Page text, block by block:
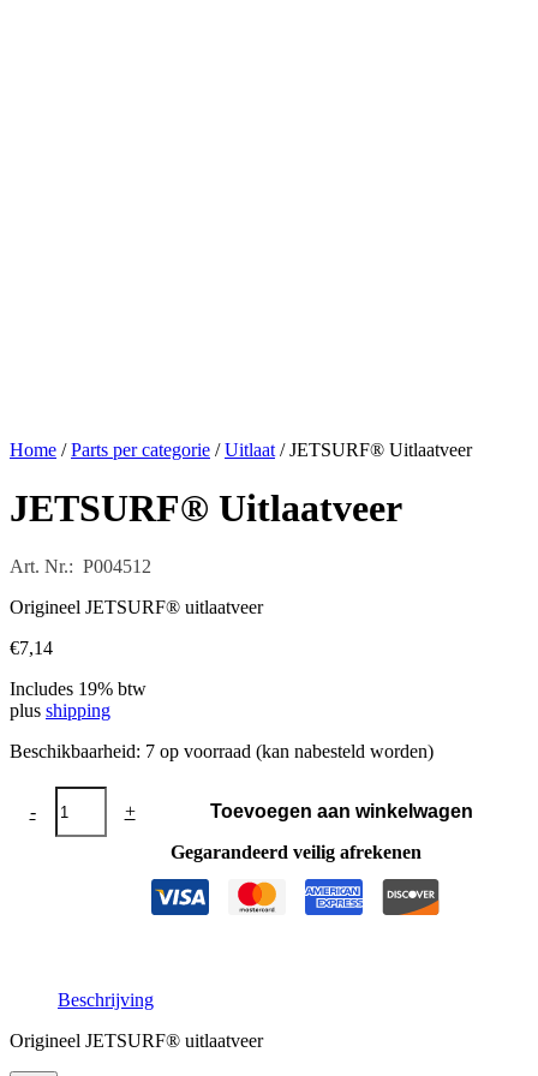
Home /Parts per categorie /Uitlaat / JETSURF® Uitlaatveer
JETSURF® Uitlaatveer
Art. Nr.: P004512
Origineel JETSURF® uitlaatveer
€7,14
Includes 19% btw
plus shipping
Beschikbaarheid: 7 op voorraad (kan nabesteld worden)
-
JETSURF®
Uitlaatveer
+
Toevoegen aan winkelwagen
Gegarandeerd veilig afrekenen
Beschrijving
Origineel JETSURF® uitlaatveer